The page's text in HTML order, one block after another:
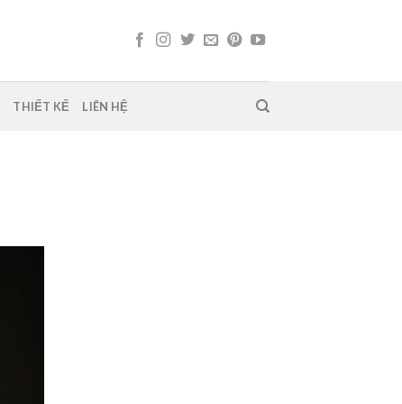
THIẾT KẾ LIÊN HỆ